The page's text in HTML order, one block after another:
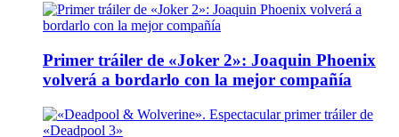
Primer tráiler de «Joker 2»: Joaquin Phoenix
volverá a bordarlo con la mejor compañía